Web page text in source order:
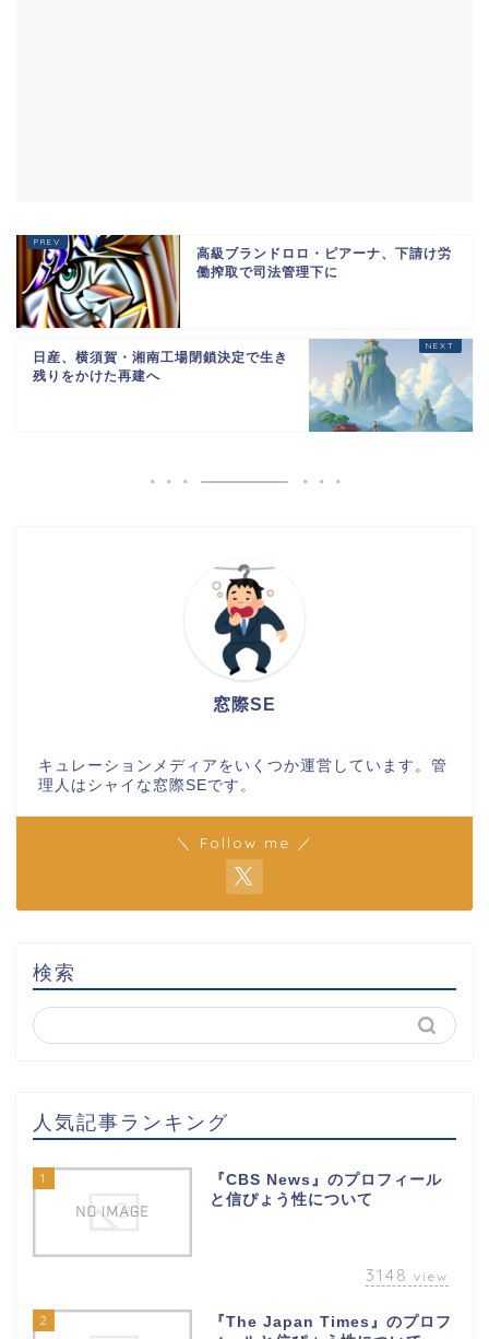
高級ブランドロロ・ピアーナ、下請け労
働搾取で司法管理下に
日産、横須賀・湘南工場閉鎖決定で生き
残りをかけた再建へ
窓際SE
キュレーションメディアをいくつか運営しています。管
理人はシャイな窓際SEです。
＼ Follow me ／
検索
人気記事ランキング
1
『CBS News』のプロフィール
と信ぴょう性について
3148 view
2
『The Japan Times』のプロフ